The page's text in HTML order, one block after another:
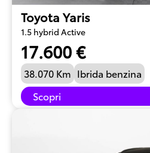
Toyota Yaris
1.5 hybrid Active
17.600 €
38.070 Km Ibrida benzina
Scopri